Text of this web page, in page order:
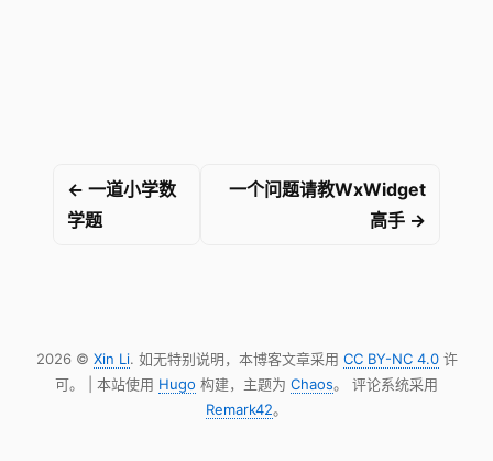
← 一道小学数
学题
一个问题请教WxWidget
高手 →
2026 © Xin Li. 如无特别说明，本博客文章采用 CC BY-NC 4.0许
可。 | 本站使用 Hugo 构建，主题为 Chaos。 评论系统采用
Remark42。